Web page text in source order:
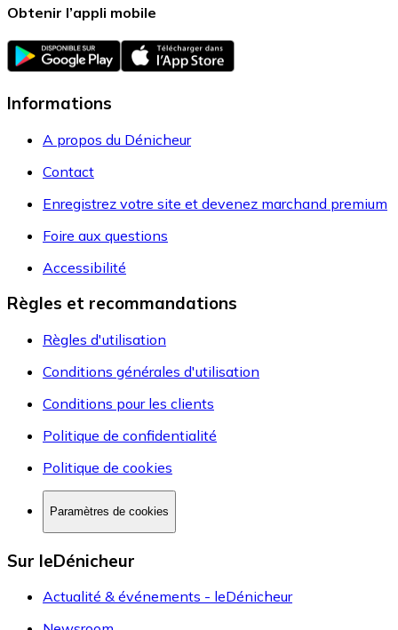
Obtenir l’appli mobile
Informations
A propos du Dénicheur
Contact
Enregistrez votre site et devenez marchand premium
Foire aux questions
Accessibilité
Règles et recommandations
Règles d'utilisation
Conditions générales d'utilisation
Conditions pour les clients
Politique de confidentialité
Politique de cookies
Paramètres de cookies
Sur leDénicheur
Actualité & événements - leDénicheur